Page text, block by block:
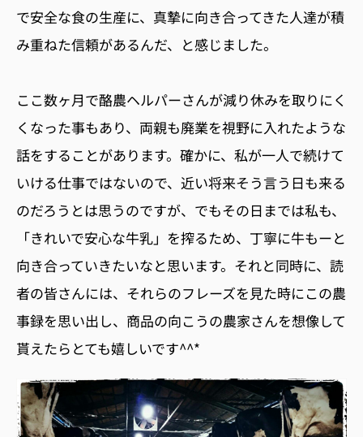
で安全な食の生産に、真摯に向き合ってきた人達が積
み重ねた信頼があるんだ、と感じました。
ここ数ヶ月で酪農ヘルパーさんが減り休みを取りにく
くなった事もあり、両親も廃業を視野に入れたような
話をすることがあります。確かに、私が一人で続けて
いける仕事ではないので、近い将来そう言う日も来る
のだろうとは思うのですが、でもその日までは私も、
「きれいで安心な牛乳」を搾るため、丁寧に牛もーと
向き合っていきたいなと思います。それと同時に、読
者の皆さんには、それらのフレーズを見た時にこの農
事録を思い出し、商品の向こうの農家さんを想像して
貰えたらとても嬉しいです^^*